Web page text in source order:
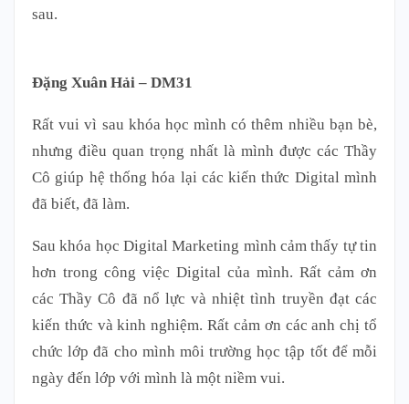
sau.
Đặng Xuân Hải – DM31
Rất vui vì sau khóa học mình có thêm nhiều bạn bè,
nhưng điều quan trọng nhất là mình được các Thầy
Cô giúp hệ thống hóa lại các kiến thức Digital mình
đã biết, đã làm.
Sau khóa học Digital Marketing mình cảm thấy tự tin
hơn trong công việc Digital của mình. Rất cảm ơn
các Thầy Cô đã nổ lực và nhiệt tình truyền đạt các
kiến thức và kinh nghiệm. Rất cảm ơn các anh chị tổ
chức lớp đã cho mình môi trường học tập tốt để mỗi
ngày đến lớp với mình là một niềm vui.